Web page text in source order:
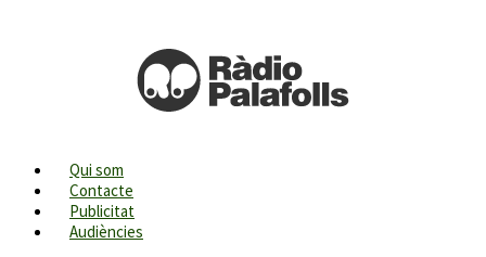
Qui som
Contacte
Publicitat
Audiències